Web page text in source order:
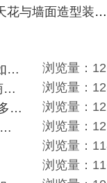
罗浮宫家居艺术中心（广州）GRG天花与墙面造型装饰工程
淄博专业GRG设计材料厂收费价位如何？
浏览量：
珠海1443米²grg造型设计顶尖制造商付费付费多少？
浏览量：
重庆3217平方米GRG设计费用报价多少？
浏览量：
滨州1217平方grg设计顶尖生产厂家价目如何？
浏览量：
浏览量：
浏览量：